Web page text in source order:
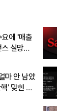
에 '매출
실망에
마 안 남았
' 맞힌 무